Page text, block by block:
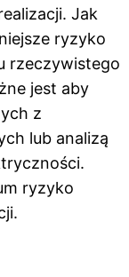
Jak
ryzyko
rzeczywistego
jest aby
z
lub analizą
ryzyko